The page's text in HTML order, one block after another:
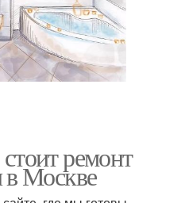
ремонт
Москве